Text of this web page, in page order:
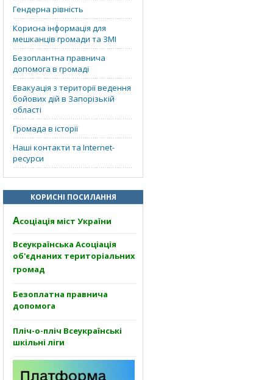
Гендерна рівність
Корисна інформація для
мешканців громади та ЗМІ
Безоплантна правнича
допомога в громаді
Евакуація з території ведення
бойових дій в Запорізькій
області
Громада в історії
Наші контакти та Internet-
ресурси
КОРИСНІ ПОСИЛАННЯ
Асоціація міст України
Всеукраїнська Асоціація
об'єднаних територіальних
громад
Безоплатна правнича
допомога
Пліч-о-пліч Всеукраїнські
шкільні ліги